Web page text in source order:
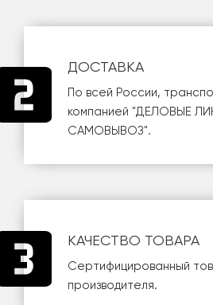
ДОСТАВКА
По всей России,
компанией "ДЕЛОВЫЕ
САМОВЫВОЗ".
КАЧЕСТВО ТОВАРА
Сертифицированный
производителя.